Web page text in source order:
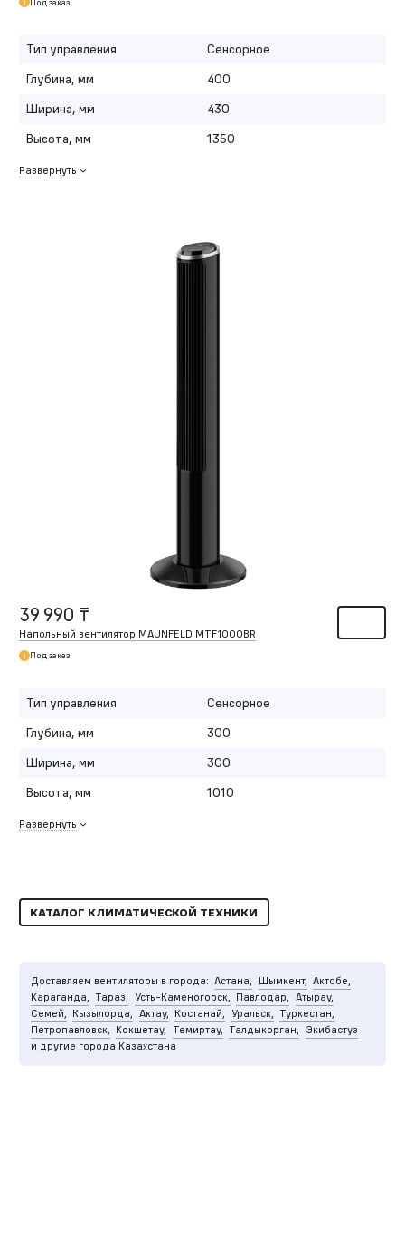
Тип управления
Сенсорное
Глубина, мм
400
Ширина, мм
430
Высота, мм
1350
Развернуть
39 990 ₸
Напольный вентилятор MAUNFELD MTF1000BR
Под заказ
Тип управления
Сенсорное
Глубина, мм
300
Ширина, мм
300
Высота, мм
1010
Развернуть
КАТАЛОГ КЛИМАТИЧЕСКОЙ ТЕХНИКИ
Доставляем вентиляторы в города: Астана, Шымкент, Актобе,
Караганда, Тараз, Усть-Каменогорск, Павлодар, Атырау,
Семей, Кызылорда, Актау, Костанай, Уральск, Туркестан,
Петропавловск, Кокшетау, Темиртау, Талдыкорган,
Экибастуз
и другие города Казахстана